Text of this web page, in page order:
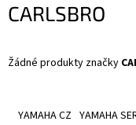
CARLSBRO
Žádné produkty značky
YAMAHA CZ YAMAHA